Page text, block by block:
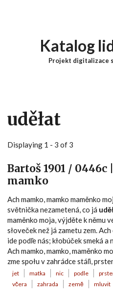
Katalog
Projekt digitalizace
uděłat
Displaying 1 - 3 of 3
Bartoš 1901 /
mamko
Ach mamko, mamko maměnko
světnička nezametená, co já
maměnko moja, výjděte k němu
słoveček než já zametu zem.
ide podľe nás; kłobúček smeká a
Ach mamko, mamko, maměnko
zme społu v zahrádce stáľi,
jet matka nic podle
včera
zahrada země mluvit